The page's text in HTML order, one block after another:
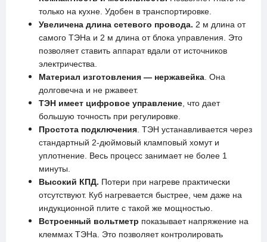
только на кухне. Удобен в транспортировке.
Увеличена длина сетевого провода. 2 м длина от
самого ТЭНа и 2 м длина от блока управления. Это
позволяет ставить аппарат вдали от источников
электричества.
Материал изготовления — нержавейка . Она
долговечна и не ржавеет.
ТЭН имеет цифровое управление , что дает
большую точность при регулировке.
Простота подключения . ТЭН устанавливается через
стандартный 2-дюймовый кламповый хомут и
уплотнение. Весь процесс занимает не более 1
минуты.
Высокий КПД. Потери при нагреве практически
отсутствуют. Куб нагревается быстрее, чем даже на
индукционной плите с такой же мощностью.
Встроенный вольтметр показывает напряжение на
клеммах ТЭНа. Это позволяет контролировать